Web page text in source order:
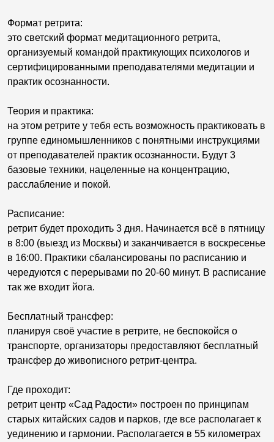
Формат ретрита:
это светский формат медитационного ретрита,
организуемый командой практикующих психологов и
сертифицированными преподавателями медитации и
практик осознанности.
Теория и практика:
на этом ретрите у тебя есть возможность практиковать в
группе единомышленников с понятными инструкциями
от преподавателей практик осознанности. Будут 3
базовые техники, нацеленные на концентрацию,
расслабление и покой.
Расписание:
ретрит будет проходить 3 дня. Начинается всё в пятницу
в 8:00 (выезд из Москвы) и заканчивается в воскресенье
в 16:00. Практики сбалансированы по расписанию и
чередуются с перерывами по 20-60 минут. В расписание
так же входит йога.
Бесплатный трансфер:
планируя своё участие в ретрите, не беспокойся о
транспорте, организаторы предоставляют бесплатный
трансфер до живописного ретрит-центра.
Где проходит:
ретрит центр «Сад Радости» построен по принципам
старых китайских садов и парков, где все располагает к
уединению и гармонии. Располагается в 55 километрах